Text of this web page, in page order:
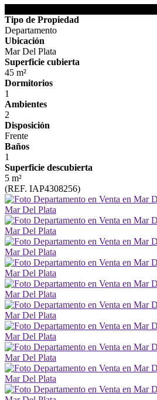
Tipo de Propiedad
Departamento
Ubicación
Mar Del Plata
Superficie cubierta
45 m²
Dormitorios
1
Ambientes
2
Disposición
Frente
Baños
1
Superficie descubierta
5 m²
(REF. IAP4308256)